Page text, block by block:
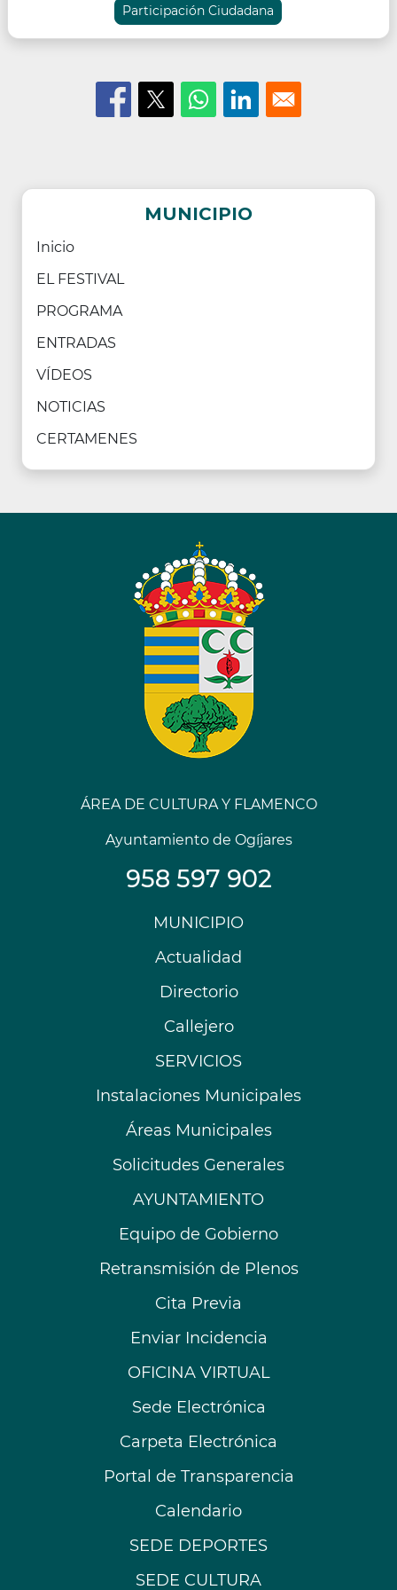
MUNICIPIO
Inicio
EL FESTIVAL
PROGRAMA
ENTRADAS
VÍDEOS
NOTICIAS
CERTAMENES
Participación Ciudadana
ÁREA DE CULTURA Y FLAMENCO
Ayuntamiento de Ogíjares
958 597 902
MUNICIPIO
Actualidad
Directorio
Callejero
SERVICIOS
Instalaciones Municipales
Áreas Municipales
Solicitudes Generales
AYUNTAMIENTO
Equipo de Gobierno
Retransmisión de Plenos
Cita Previa
Enviar Incidencia
OFICINA VIRTUAL
Sede Electrónica
Carpeta Electrónica
Portal de Transparencia
Calendario
SEDE DEPORTES
SEDE CULTURA